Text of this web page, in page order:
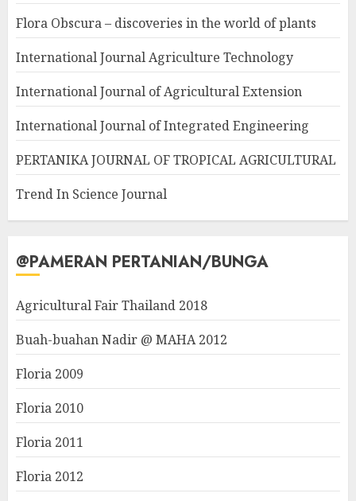
Flora Obscura – discoveries in the world of plants
International Journal Agriculture Technology
International Journal of Agricultural Extension
International Journal of Integrated Engineering
PERTANIKA JOURNAL OF TROPICAL AGRICULTURAL
Trend In Science Journal
@PAMERAN PERTANIAN/BUNGA
Agricultural Fair Thailand 2018
Buah-buahan Nadir @ MAHA 2012
Floria 2009
Floria 2010
Floria 2011
Floria 2012